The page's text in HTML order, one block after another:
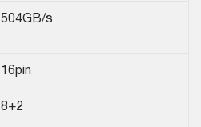
504GB/s
16pin
8+2